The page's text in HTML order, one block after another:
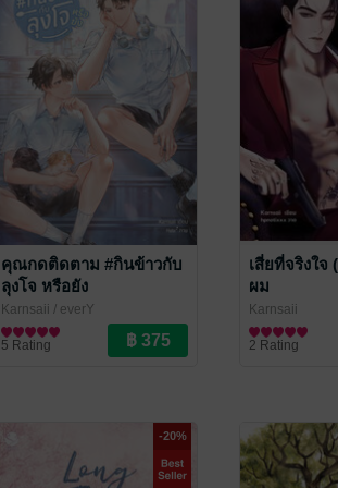
คุณกดติดตาม #กินข้าวกับ
ลุงโจ หรือยัง
Karnsaii / everY
นิยายวาย Boy Love / Yaoi
5 Rating
เสี่ยที่จริงใจ
ผม
Karnsaii
นิยายวาย Boy
2 Rating
-20%